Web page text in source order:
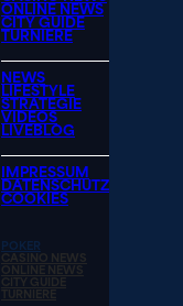
ONLINE NEWS
CITY GUIDE
TURNIERE
NEWS
LIFESTYLE
STRATEGIE
VIDEOS
LIVEBLOG
IMPRESSUM
DATENSCHUTZ
COOKIES
POKER
CASINO NEWS
ONLINE NEWS
CITY GUIDE
TURNIERE